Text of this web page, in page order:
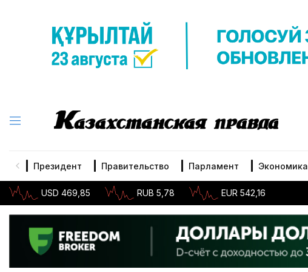
Президент Правительство Парламент Экономика
USD 469,85 RUB 5,78 EUR 542,16